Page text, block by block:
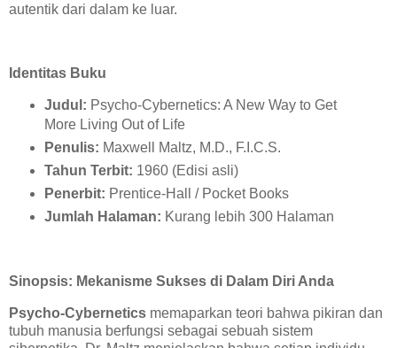
autentik dari dalam ke luar.
Identitas Buku
Judul: Psycho-Cybernetics: A New Way to Get
More Living Out of Life
Penulis: Maxwell Maltz, M.D., F.I.C.S.
Tahun Terbit: 1960 (Edisi asli)
Penerbit: Prentice-Hall / Pocket Books
Jumlah Halaman: Kurang lebih 300 Halaman
Sinopsis: Mekanisme Sukses di Dalam Diri Anda
Psycho-Cybernetics memaparkan teori bahwa pikiran dan
tubuh manusia berfungsi sebagai sebuah sistem